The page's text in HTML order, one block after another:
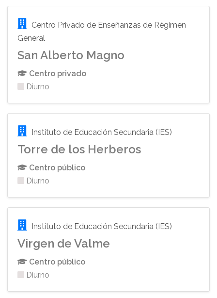
Centro Privado de Enseñanzas de Régimen
General
San Alberto Magno
Centro privado
Diurno
Instituto de Educación Secundaria (IES)
Torre de los Herberos
Centro público
Diurno
Instituto de Educación Secundaria (IES)
Virgen de Valme
Centro público
Diurno